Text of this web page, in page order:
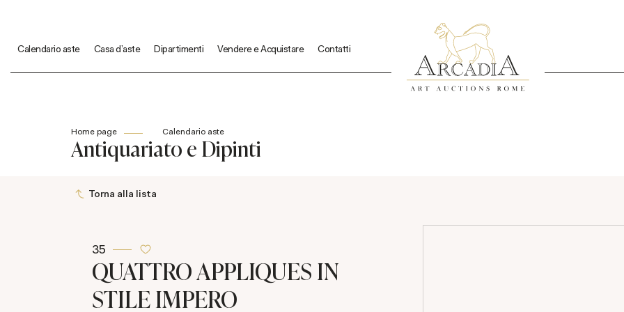
Calendario aste Casa d'aste Dipartimenti Vendere e Acquistare Contatti
Home page Calendario aste
Antiquariato e Dipinti
Torna alla lista
35
QUATTRO APPLIQUES IN
STILE IMPERO